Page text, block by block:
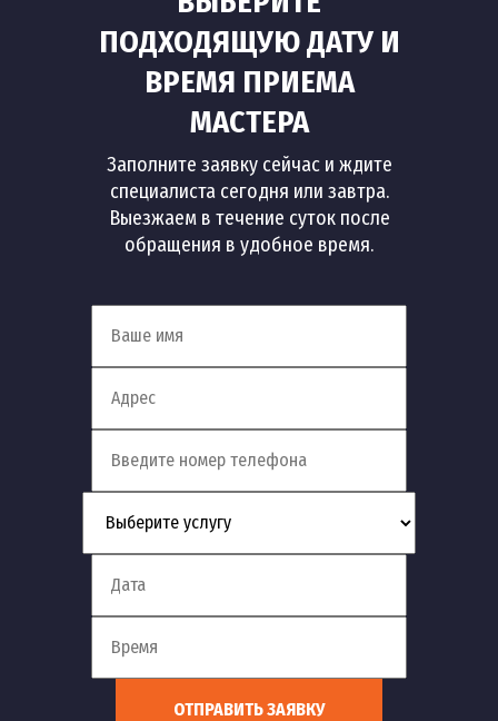
ПОДХОДЯЩУЮ ДАТУ И
ВРЕМЯ ПРИЕМА
МАСТЕРА
Заполните заявку сейчас и ждите
специалиста сегодня или завтра.
Выезжаем в течение суток после
обращения в удобное время.
ОТПРАВИТЬ ЗАЯВКУ